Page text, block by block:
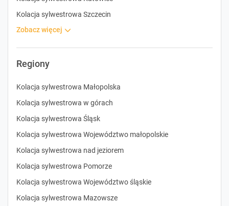
Kolacja sylwestrowa Szczecin
zobacz więcej
Regiony
Kolacja sylwestrowa Małopolska
Kolacja sylwestrowa w górach
Kolacja sylwestrowa Śląsk
Kolacja sylwestrowa Województwo małopolskie
Kolacja sylwestrowa nad jeziorem
Kolacja sylwestrowa Pomorze
Kolacja sylwestrowa Województwo śląskie
Kolacja sylwestrowa Mazowsze